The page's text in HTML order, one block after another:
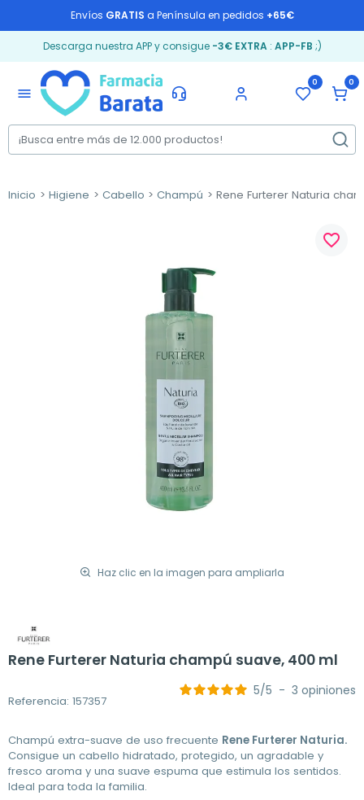
Envíos GRATIS a Península en pedidos +65€
Descarga nuestra APP y consigue -3€ EXTRA: APP-FB ;)
menu
0 0
Inicio Higiene Cabello Champú Rene Furterer Naturia
Haz clic en la imagen para ampliarla
favorite_border
Rene Furterer Naturia champú suave, 400 ml
Referencia: 157357
5/5 - 3 opiniones
Champú extra-suave de uso frecuente Rene Furterer Naturia.
Consigue un cabello hidratado, protegido, un agradable y
fresco aroma y una suave espuma que estimula los sentidos.
Ideal para toda la familia.